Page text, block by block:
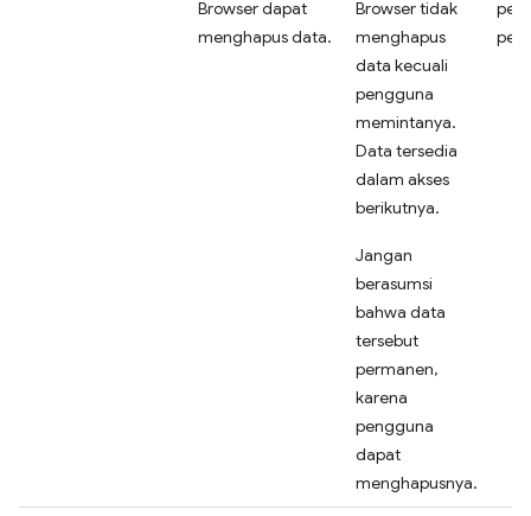
Browser dapat
menghapus data.
Browser tidak
menghapus
data kecuali
pengguna
memintanya.
Data tersedia
dalam akses
berikutnya.
Jangan
berasumsi
bahwa data
tersebut
permanen,
karena
pengguna
dapat
menghapusnya.